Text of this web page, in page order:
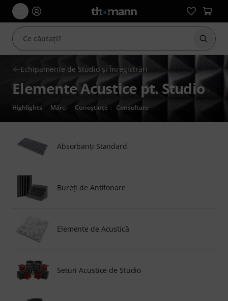
Echipamente de Studio şi Înregistrări
Elemente Acustice pt. Studio
Highlights Mărci Cunoștințe Consultare
Absorbanţi Standard
Bureţi de Antifonare
Elemente de Acustică
Seturi Acustice de Studio